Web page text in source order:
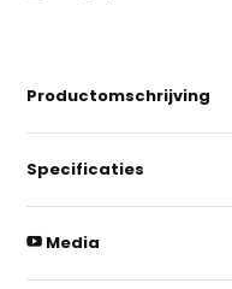
Productomschrijving
Specificaties
Media